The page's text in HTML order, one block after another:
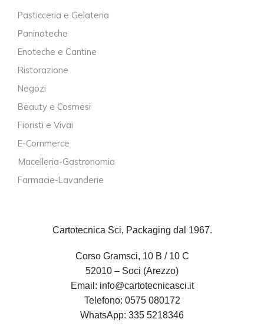
Pasticceria e Gelateria
Paninoteche
Enoteche e Cantine
Ristorazione
Negozi
Beauty e Cosmesi
Fioristi e Vivai
E-Commerce
Macelleria-Gastronomia
Farmacie-Lavanderie
Cartotecnica Sci, Packaging dal 1967.
Corso Gramsci, 10 B / 10 C
52010 – Soci (Arezzo)
Email: info@cartotecnicasci.it
Telefono: 0575 080172
WhatsApp: 335 5218346